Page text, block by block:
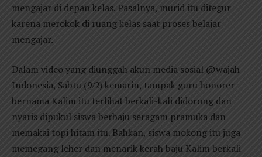
mengajar di depan kelas. Pasalnya, murid itu ditegur
karena merokok di ruang kelas saat proses belajar
mengajar.
Dalam video yang diunggah akun media sosial @wajah
Indonesia, Sabtu (9/2) kemarin, tampak guru honorer
bernama Kalim itu terlihat berkali-kali didorong dan
nyaris dipukul siswa berbaju seragam pramuka dan
memakai topi hitam itu. Bahkan, siswa mokong itu juga
memegang leher dan menarik kerah baju Kalim berkali-